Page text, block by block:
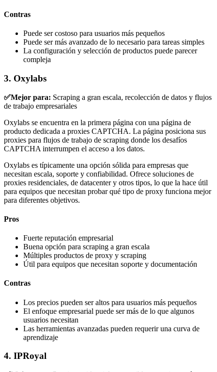
Contras
Puede ser costoso para usuarios más pequeños
Puede ser más avanzado de lo necesario para tareas simples
La configuración y selección de productos puede parecer
compleja
3. Oxylabs
✅Mejor para: Scraping a gran escala, recolección de datos y flujos
de trabajo empresariales
Oxylabs se encuentra en la primera página con una página de
producto dedicada a proxies CAPTCHA. La página posiciona sus
proxies para flujos de trabajo de scraping donde los desafíos
CAPTCHA interrumpen el acceso a los datos.
Oxylabs es típicamente una opción sólida para empresas que
necesitan escala, soporte y confiabilidad. Ofrece soluciones de
proxies residenciales, de datacenter y otros tipos, lo que la hace útil
para equipos que necesitan probar qué tipo de proxy funciona mejor
para diferentes objetivos.
Pros
Fuerte reputación empresarial
Buena opción para scraping a gran escala
Múltiples productos de proxy y scraping
Útil para equipos que necesitan soporte y documentación
Contras
Los precios pueden ser altos para usuarios más pequeños
El enfoque empresarial puede ser más de lo que algunos
usuarios necesitan
Las herramientas avanzadas pueden requerir una curva de
aprendizaje
4. IPRoyal